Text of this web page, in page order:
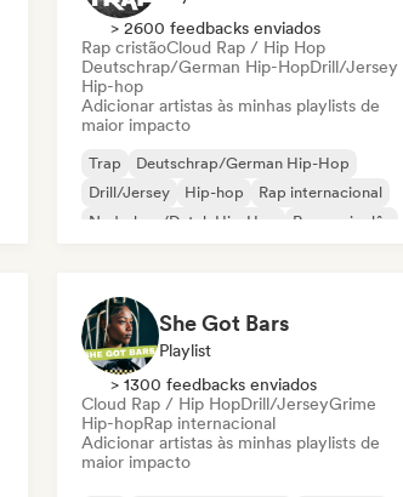
> 2600 feedbacks enviados
Rap cristãoCloud Rap / Hip Hop
Deutschrap/German Hip-HopDrill/Jersey
Hip-hop
Adicionar artistas às minhas playlists de
maior impacto
Trap
Deutschrap/German Hip-Hop
Drill/Jersey
Hip-hop
Rap internacional
Nederhop/Dutch Hip-Hop
Rap em inglês
She Got Bars
Playlist
> 1300 feedbacks enviados
Cloud Rap / Hip HopDrill/JerseyGrime
Hip-hopRap internacional
Adicionar artistas às minhas playlists de
maior impacto